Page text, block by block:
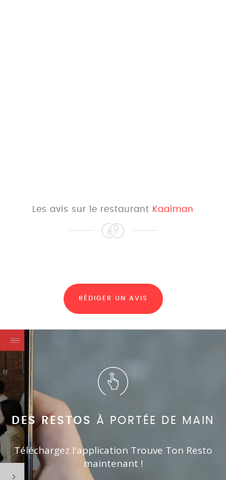
Les avis sur le restaurant Kaaiman
RÉDIGER UN AVIS
DES RESTOS À PORTÉE DE MAIN
Téléchargez l'application Trouve Ton Resto
maintenant !